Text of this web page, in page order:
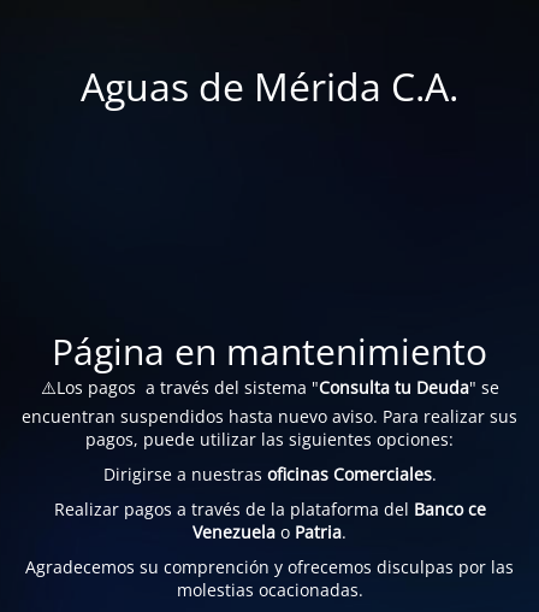
Aguas de Mérida C.A.
Página en mantenimiento
⚠️Los pagos a través del sistema "Consulta tu Deuda" se
encuentran suspendidos hasta nuevo aviso. Para realizar sus
pagos, puede utilizar las siguientes opciones:
Dirigirse a nuestras oficinas Comerciales.
Realizar pagos a través de la plataforma del Banco ce
Venezuela o Patria.
Agradecemos su comprención y ofrecemos disculpas por las
molestias ocacionadas.